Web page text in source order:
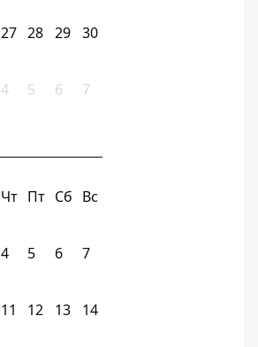
27 28 29 30
4 5 6 7
Чт Пт Сб Вс
4 5 6 7
11 12 13 14